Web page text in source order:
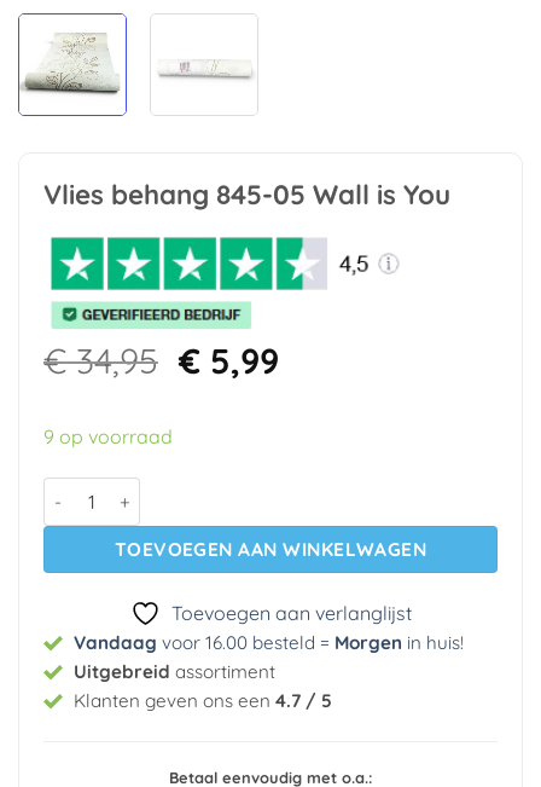
Vlies behang 845-05 Wall is You
€34,95 Oorspronkelijke
prijs
€5,99Huidige
9 op voorraad
Vlies behang 845-05 Wall is You aantal
TOEVOEGEN AAN WINKELWAGEN
Toevoegen aan verlanglijst
Vandaag voor 16.00 besteld = Morgen in huis!
Uitgebreid assortiment
Klanten geven ons een 4.7 / 5
Betaal eenvoudig met o.a.: